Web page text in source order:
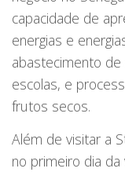
capacidade de
energias e
abastecimento de
escolas, e
frutos secos.
Além de visitar a
no primeiro dia